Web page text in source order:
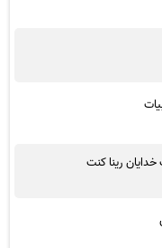
رینا کنت